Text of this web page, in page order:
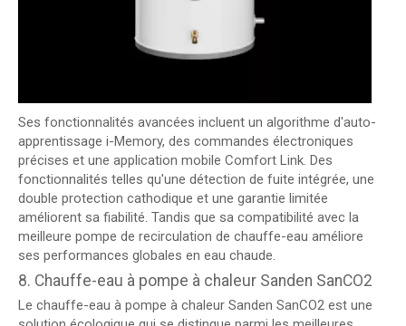
Ses fonctionnalités avancées incluent un algorithme d'auto-
apprentissage i-Memory, des commandes électroniques
précises et une application mobile Comfort Link. Des
fonctionnalités telles qu'une détection de fuite intégrée, une
double protection cathodique et une garantie limitée
améliorent sa fiabilité. Tandis que sa compatibilité avec la
meilleure pompe de recirculation de chauffe-eau améliore
ses performances globales en eau chaude.
8. Chauffe-eau à pompe à chaleur Sanden SanCO2
Le chauffe-eau à pompe à chaleur Sanden SanCO2 est une